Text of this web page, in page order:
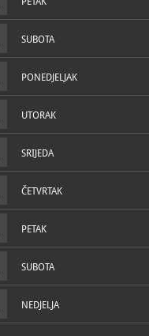
SUBOTA
PONEDJELJAK
UTORAK
SRIJEDA
ČETVRTAK
PETAK
SUBOTA
NEDJELJA